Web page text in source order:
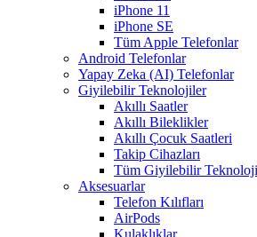
iPhone 11
iPhone SE
Tüm Apple Telefonlar
Android Telefonlar
Yapay Zeka (AI) Telefonlar
Giyilebilir Teknolojiler
Akıllı Saatler
Akıllı Bileklikler
Akıllı Çocuk Saatleri
Takip Cihazları
Tüm Giyilebilir
Aksesuarlar
Telefon Kılıfları
AirPods
Kulaklıklar